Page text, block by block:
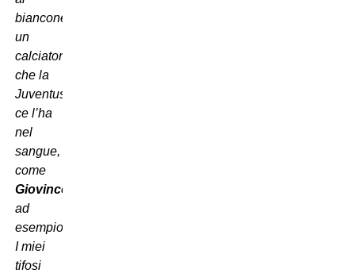
bianconeri
un
calciatore
che la
Juventus
ce l’ha
nel
sangue,
come
Giovinco
ad
esempio.
I miei
tifosi